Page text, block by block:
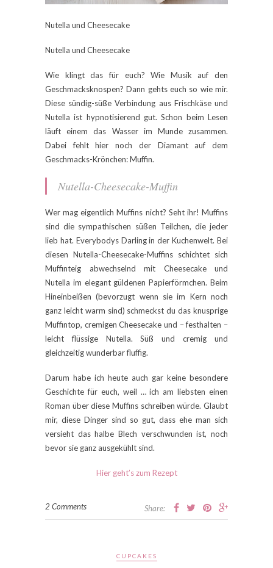
Nutella und Cheesecake
Nutella und Cheesecake
Wie klingt das für euch? Wie Musik auf den
Geschmacksknospen? Dann gehts euch so wie mir.
Diese sündig-süße Verbindung aus Frischkäse und
Nutella ist hypnotisierend gut. Schon beim Lesen
läuft einem das Wasser im Munde zusammen.
Dabei fehlt hier noch der Diamant auf dem
Geschmacks-Krönchen: Muffin.
Nutella-Cheesecake-Muffin
Wer mag eigentlich Muffins nicht? Seht ihr! Muffins
sind die sympathischen süßen Teilchen, die jeder
lieb hat. Everybodys Darling in der Kuchenwelt. Bei
diesen Nutella-Cheesecake-Muffins schichtet sich
Muffinteig abwechselnd mit Cheesecake und
Nutella im elegant güldenen Papierförmchen. Beim
Hineinbeißen (bevorzugt wenn sie im Kern noch
ganz leicht warm sind) schmeckst du das knusprige
Muffintop, cremigen Cheesecake und – festhalten –
leicht flüssige Nutella. Süß und cremig und
gleichzeitig wunderbar fluffig.
Darum habe ich heute auch gar keine besondere
Geschichte für euch, weil … ich am liebsten einen
Roman über diese Muffins schreiben würde. Glaubt
mir, diese Dinger sind so gut, dass ehe man sich
versieht das halbe Blech verschwunden ist, noch
bevor sie ganz ausgekühlt sind.
Hier geht’s zum Rezept
2 Comments Share:
CUPCAKES